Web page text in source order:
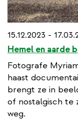
15.12.2023 -
Hemel en aarde
Fotografe
haast
brengt ze in
of nostalgisch te
weg.